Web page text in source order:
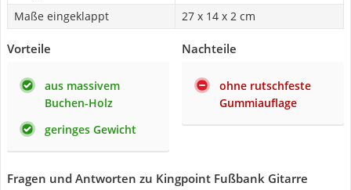
Maße eingeklappt
27 x 14 x 2 cm
Vorteile
aus massivem
Buchen-Holz
geringes Gewicht
Nachteile
ohne rutschfeste
Gummiauflage
Fragen und Antworten zu Kingpoint Fußbank Gitarre